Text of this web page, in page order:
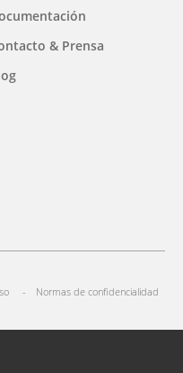
& Prensa
Normas de confidencialidad